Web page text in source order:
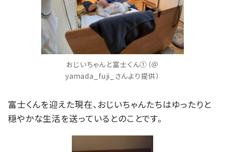
おじいちゃんと富士くん①（＠
yamada_fuji_さんより提供）
富士くんを迎えた現在、おじいちゃんたちはゆったりと
穏やかな生活を送っているとのことです。